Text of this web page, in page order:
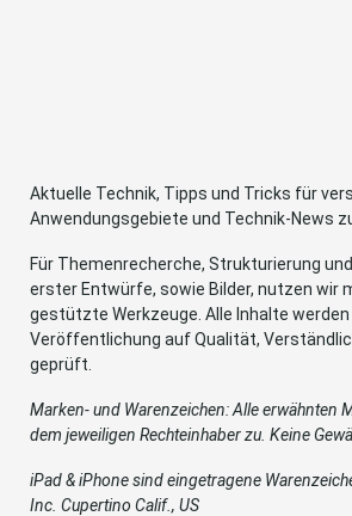
Aktuelle Technik, Tipps und Tricks für
Anwendungsgebiete und Technik-News
Für Themenrecherche, Strukturierung
erster Entwürfe, sowie Bilder, nutzen wir
gestützte Werkzeuge. Alle Inhalte werden
Veröffentlichung auf Qualität,
geprüft.
Marken- und Warenzeichen: Alle erwähnten
dem jeweiligen Rechteinhaber zu. Keine
iPad & iPhone sind eingetragene
Inc. Cupertino Calif., US